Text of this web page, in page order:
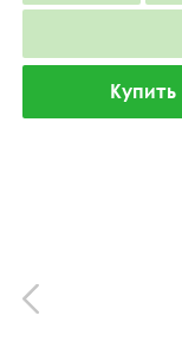
Купить